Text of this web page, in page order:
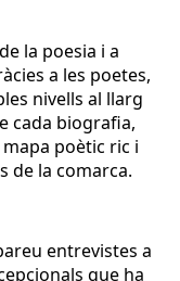
la poesia i a
a les poetes,
nivells al llarg
cada biografia,
poètic ric i
de la comarca.
entrevistes a
que ha